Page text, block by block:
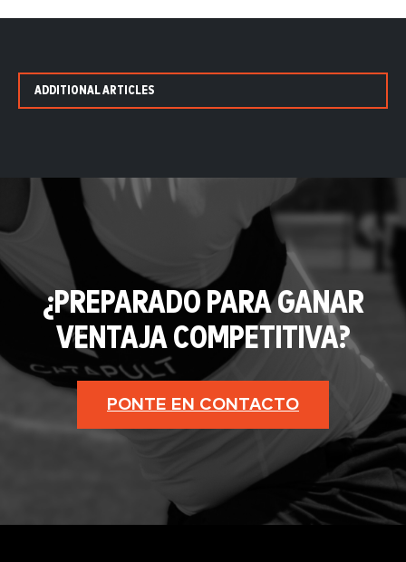
ADDITIONAL ARTICLES
¿PREPARADO PARA GANAR
VENTAJA COMPETITIVA?
PONTE EN CONTACTO